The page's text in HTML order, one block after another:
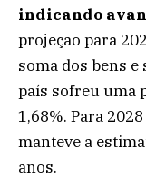
indicando
projeção para
soma dos bens
país sofreu uma
1,68%. Para
manteve a
anos.